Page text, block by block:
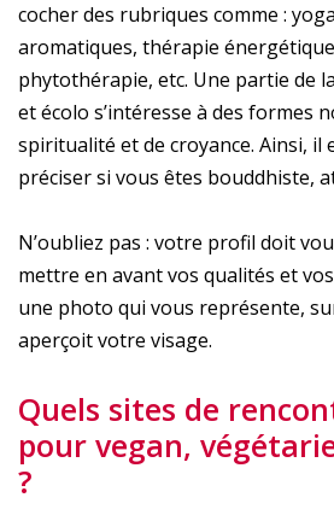
cocher des rubriques comme :
aromatiques, thérapie
phytothérapie, etc. Une partie de
et écolo s’intéresse à des formes
spiritualité et de croyance. Ainsi, il
préciser si vous êtes bouddhiste,
N’oubliez pas : votre profil doit
mettre en avant vos qualités et
une photo qui vous représente,
aperçoit votre visage.
Quels sites de
pour vegan,
?